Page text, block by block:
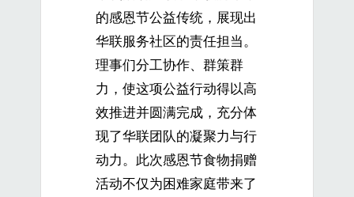
的感恩节公益传统，展现出
华联服务社区的责任担当。
理事们分工协作、群策群
力，使这项公益行动得以高
效推进并圆满完成，充分体
现了华联团队的凝聚力与行
动力。此次感恩节食物捐赠
活动不仅为困难家庭带来了